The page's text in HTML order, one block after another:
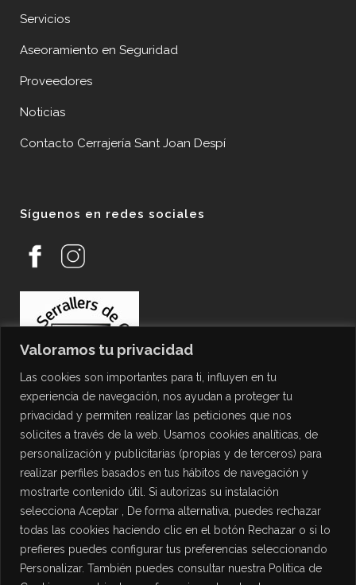
Valoramos tu privacidad
Las cookies son importantes para ti, influyen en tu
experiencia de navegación, nos ayudan a proteger tu
privacidad y permiten realizar las peticiones que nos
solicites a través de la web. Usamos cookies analíticas, de
personalización y publicitarias (propias y de terceros) para
realizar perfiles basados en tus hábitos de navegación y
mostrarte contenido útil. Si autorizas su instalación
selecciona Aceptar , De forma alternativa, puedes rechazar
todas las cookies haciendo clic en el botón Rechazar o si lo
prefieres puedes configurar tus preferencias seleccionando
Personalizar. También puedes consultar nuestra Política de
Servicios
Aseoramiento en Seguridad
Proveedores
Noticias
Contacto Cerrajería Sant Joan Despí
Síguenos en redes sociales
PROTECCIÓN DE DATOS
Política de Privacidad
Política de Cookies
Aviso Legal